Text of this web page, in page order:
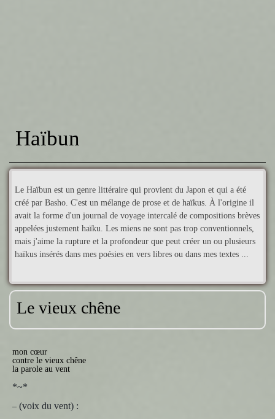
Haïbun
Le Haïbun est un genre littéraire qui provient du Japon et qui a été
créé par Basho. C'est un mélange de prose et de haïkus. À l'origine il
avait la forme d'un journal de voyage intercalé de compositions brèves
appelées justement haïku. Les miens ne sont pas trop conventionnels,
mais j'aime la rupture et la profondeur que peut créer un ou plusieurs
haïkus insérés dans mes poésies en vers libres ou dans mes textes ...
Le vieux chêne
mon cœur
contre le vieux chêne
la parole au vent
*~*
– (voix du vent) :